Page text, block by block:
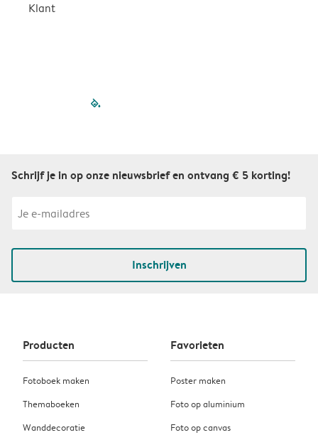
Klant
filled-pagination
Schrijf je in op onze nieuwsbrief en ontvang € 5 korting!
Inschrijven
Producten
Fotoboek maken
Themaboeken
Wanddecoratie
Favorieten
Poster maken
Foto op aluminium
Foto op canvas